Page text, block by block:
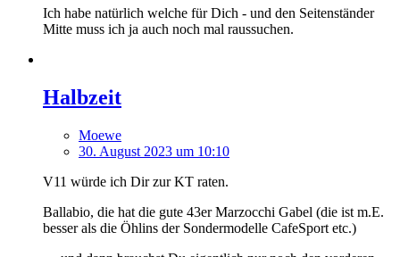
Ich habe natürlich welche für Dich - und den Seitenständer
Mitte muss ich ja auch noch mal raussuchen.
Halbzeit
Moewe
30. August 2023 um 10:10
V11 würde ich Dir zur KT raten.
Ballabio, die hat die gute 43er Marzocchi Gabel (die ist m.E.
besser als die Öhlins der Sondermodelle CafeSport etc.)